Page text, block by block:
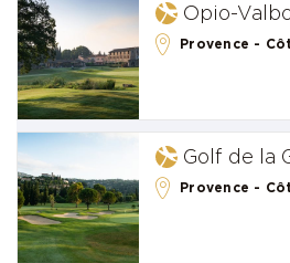
Opio-
Provence -
Golf de la
Provence -